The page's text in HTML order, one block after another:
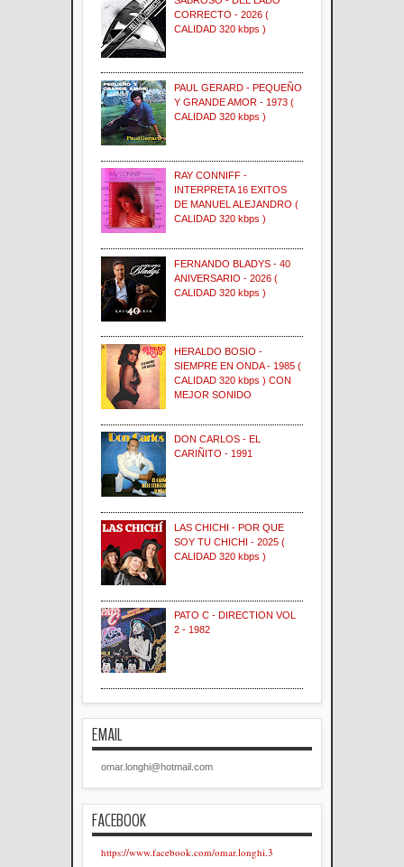
CORRECTO - 2026 (
CALIDAD 320 kbps )
PAUL GERARD - PEQUEÑO
Y GRANDE AMOR - 1973 (
CALIDAD 320 kbps )
RAY CONNIFF -
INTERPRETA 16 EXITOS
DE MANUEL ALEJANDRO (
CALIDAD 320 kbps )
FERNANDO BLADYS - 40
ANIVERSARIO - 2026 (
CALIDAD 320 kbps )
HERALDO BOSIO -
SIEMPRE EN ONDA - 1985 (
CALIDAD 320 kbps ) CON
MEJOR SONIDO
DON CARLOS - EL
CARIÑITO - 1991
LAS CHICHI - POR QUE
SOY TU CHICHI - 2025 (
CALIDAD 320 kbps )
PATO C - DIRECTION VOL
2 - 1982
EMAIL
omar.longhi@hotmail.com
FACEBOOK
https://www.facebook.com/omar.longhi.3